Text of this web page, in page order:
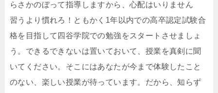
らさかのぼって指導しますから、心配はいりません
習うより慣れろ！ ともかく1年以内での高卒認定試験合
格を目指して四谷学院での勉強をスタートさせましょ
う。できるできないは置いておいて、授業を真剣に聞
いてください。そこにはあなたが今まで体験したこと
のない、楽しい授業が待っています。だから、知らず